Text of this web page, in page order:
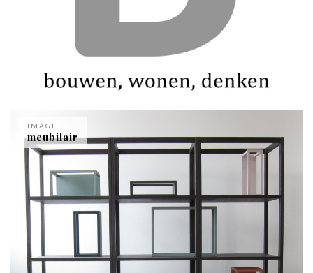
IMAGE
meubilair